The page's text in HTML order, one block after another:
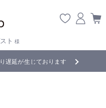
ト 様
遅延が生じております